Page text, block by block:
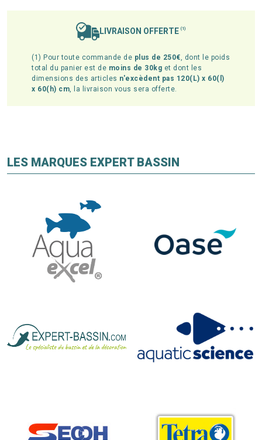
LIVRAISON OFFERTE (1)
(1) Pour toute commande de plus de 250€, dont le poids
total du panier est de moins de 30kg et dont les
dimensions des articles n'excèdent pas 120(L) x 60(l)
x 60(h) cm, la livraison vous sera offerte.
LES MARQUES EXPERT BASSIN